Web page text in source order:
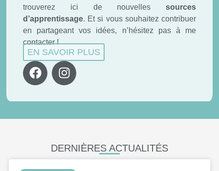
trouverez ici de nouvelles sources
d’apprentissage. Et si vous souhaitez contribuer
en partageant vos idées, n’hésitez pas à me
contacter !
EN SAVOIR PLUS
DERNIÈRES ACTUALITÉS